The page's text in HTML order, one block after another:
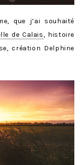
que j’ai souhaité
de Calais, histoire
création Delphine